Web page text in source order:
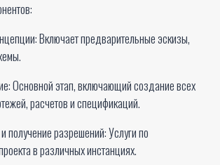
Включает предварительные эскизы,
Основной этап, включающий создание всех
расчетов и спецификаций.
получение разрешений: Услуги по
в различных инстанциях.